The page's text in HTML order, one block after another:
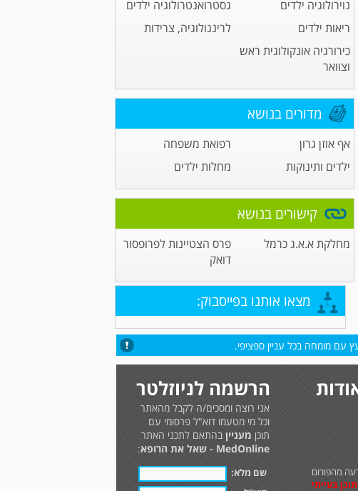
נוירולוגיה ילדים
גסטרואנטרולוגיה ילדים
ריאות ילדים
לרינגולוגיה, צרידות
כירורגיה אונקולוגית ראש
וצוואר
מדורים בנושא
אף אוזן גרון
רפואת משפחה
ילדים ותינוקות
מחלות ילדים
קישורים בנושא
מחלקת א.א.ג כרמל
פרס הצטיינות לפרופסור
דואק
מצאו אותנו בפייסבוק:
עם מומחה בכל עניין ספציפי.
מהפורום
בעייתי
הרשמה לניוזלטר
אני רוצה ומסכים/ה לקבל מהאתר
וכל מי מטעמו דוא"ל פרסומי עם
תוכן מענייןבהתאם לתכני האתר
MedOnline - שאל את הרופא
:
שם מלא: